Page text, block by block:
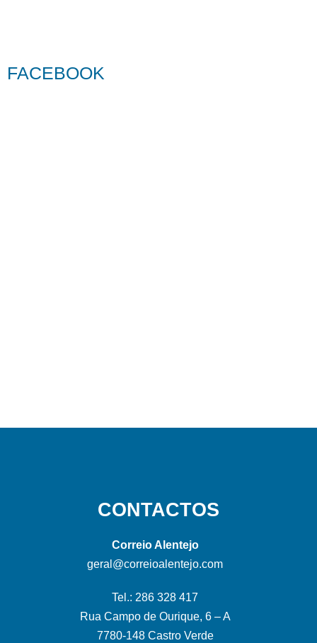
FACEBOOK
CONTACTOS
Correio Alentejo
geral@correioalentejo.com
Tel.: 286 328 417
Rua Campo de Ourique, 6 – A
7780-148 Castro Verde